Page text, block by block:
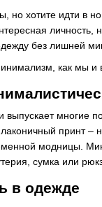
но хотите идти в
без лишней
как мы и
выпускает многие
принт –
модницы.
сумка или
в одежде